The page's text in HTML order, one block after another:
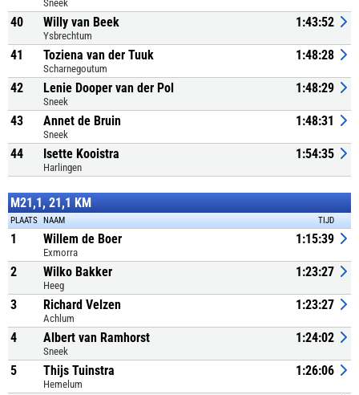
Sneek
40 Willy van Beek
Ysbrechtum
1:43:52
41 Toziena van der Tuuk
Scharnegoutum
1:48:28
42 Lenie Dooper van der Pol
Sneek
1:48:29
43 Annet de Bruin
Sneek
1:48:31
44 Isette Kooistra
Harlingen
1:54:35
M21,1, 21,1 KM
PLAATS NAAM TIJD
1 Willem de Boer
Exmorra
1:15:39
2 Wilko Bakker
Heeg
1:23:27
3 Richard Velzen
Achlum
1:23:27
4 Albert van Ramhorst
Sneek
1:24:02
5 Thijs Tuinstra
Hemelum
1:26:06